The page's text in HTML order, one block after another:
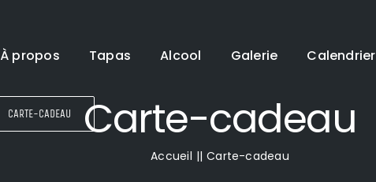
À propos Tapas Alcool Galerie Calendrier
CARTE-CADEAU Carte-cadeau
Accueil Carte-cadeau